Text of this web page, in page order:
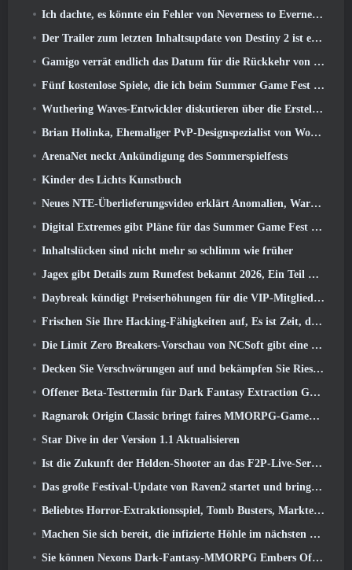
Ich dachte, es könnte ein Fehler von Neverness to Everness sein, das Porsche Collab Gacha Event so früh zu veranstalten, Aber ich habe mich geirrt
Der Trailer zum letzten Inhaltsupdate von Destiny 2 ist ein Aufschrei
Gamigo verrät endlich das Datum für die Rückkehr von Gloria Victis, Wird es das zweite Mal überleben??
Fünf kostenlose Spiele, die ich beim Summer Game Fest zu sehen hoffe
Wuthering Waves-Entwickler diskutieren über die Erstellung der Lahai-Roi-Mech-Kampfsequenz
Brian Holinka, Ehemaliger PvP-Designspezialist von World Of Warcraft, Tritt dem League Of Legends MMO-Team bei
ArenaNet neckt Ankündigung des Sommerspielfests
Kinder des Lichts Kunstbuch
Neues NTE-Überlieferungsvideo erklärt Anomalien, Warten, Und wie eine „geheime“ Organisation alles verfolgt
Digital Extremes gibt Pläne für das Summer Game Fest bekannt
Inhaltslücken sind nicht mehr so ​​schlimm wie früher
Jagex gibt Details zum Runefest bekannt 2026, Ein Teil der Feierlichkeiten zum 25-jährigen Jubiläum von RuneScape IP
Daybreak kündigt Preiserhöhungen für die VIP-Mitgliedschaft von „Herr der Ringe Online“ an
Frischen Sie Ihre Hacking-Fähigkeiten auf, Es ist Zeit, die Nachtstadt in stürmischen Wellen zu erkunden
Die Limit Zero Breakers-Vorschau von NCSoft gibt eine Vorstellung davon, was Sie vom bevorstehenden Prologue-Test erwarten können
Decken Sie Verschwörungen auf und bekämpfen Sie Riesenkatzen in Ihrer Freizeit im neuesten Update von Where Winds Meet
Offener Beta-Testtermin für Dark Fantasy Extraction Game bekannt gegeben, Nebelfall-Jäger
Ragnarok Origin Classic bringt faires MMORPG-Gameplay zurück und CBT erscheint im Juni 4
Star Dive in der Version 1.1 Aktualisieren
Ist die Zukunft der Helden-Shooter an das F2P-Live-Service-Modell gebunden??
Das große Festival-Update von Raven2 startet und bringt die neue Warlord-Klasse mit sich
Beliebtes Horror-Extraktionsspiel, Tomb Busters, Markteinführung im Westen
Machen Sie sich bereit, die infizierte Höhle im nächsten Update von Eterspire zu erkunden
Sie können Nexons Dark-Fantasy-MMORPG Embers Of The Uncrowned während des Steam Next Fest ausprobieren